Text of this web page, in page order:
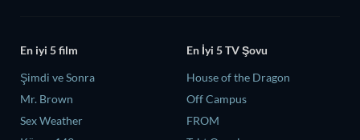
En iyi 5 film
Şimdi ve Sonra
Mr. Brown
Sex Weather
En İyi 5 TV Şovu
House of the Dragon
Off Campus
FROM